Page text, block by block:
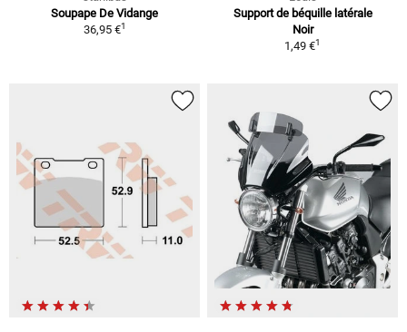
Soupape De Vidange
36,95 €1
Support de béquille latérale
Noir
1,49 €1